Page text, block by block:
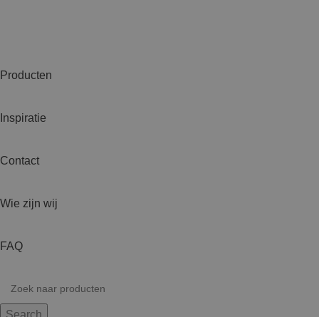
Producten
Inspiratie
Contact
Wie zijn wij
FAQ
Search